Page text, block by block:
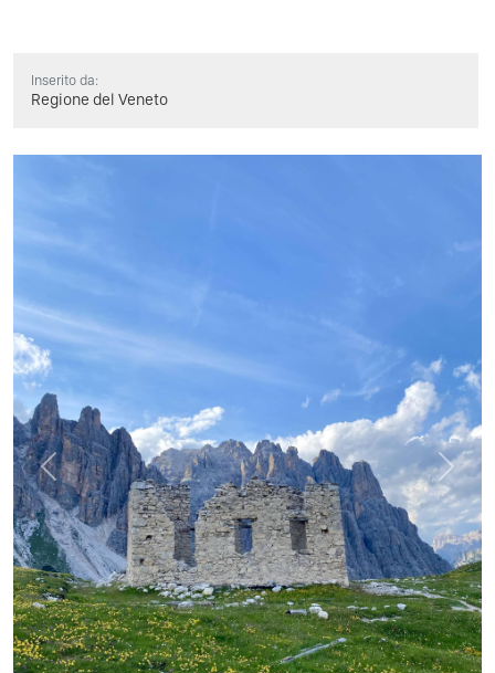
Inserito da:
Regione del Veneto
Previous Next